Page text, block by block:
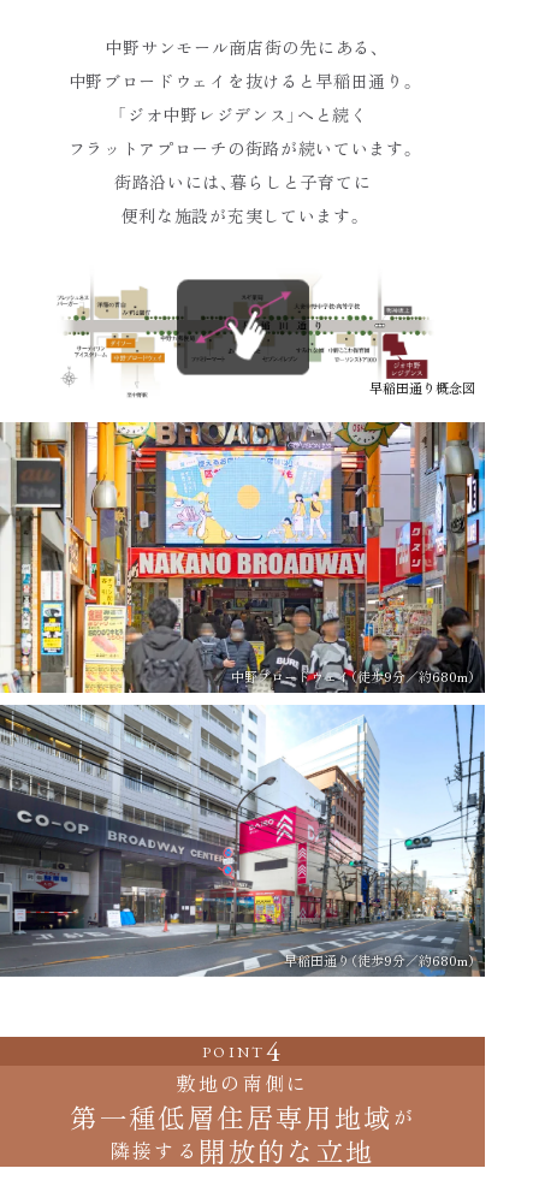
中野サンモール商店街の先にある、
中野ブロードウェイを抜けると早稲田通り。
「ジオ中野レジデンス」へと続く
フラットアプローチの街路が続いています。
街路沿いには、暮らしと子育てに
便利な施設が充実しています。
早稲田通り概念図
中野ブロードウェイ（徒歩9分／約680m）
早稲田通り（徒歩9分／約680m）
POINT4
敷地の南側に
第一種低層住居専用地域が
隣接する 開放的な立地